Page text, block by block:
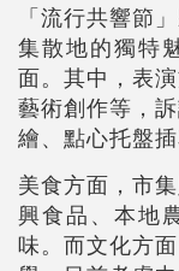
「流行共響節
集散地的獨特
面。其中，表
藝術創作等，
繪、點心托盤
美食方面，市
興食品、本地
味。而文化方